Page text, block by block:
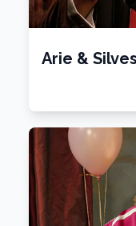
Arie &